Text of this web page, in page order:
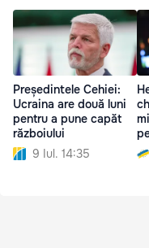
Președintele Cehiei:
Ucraina are două luni
pentru a pune capăt
războiului
9 Iul. 14:35